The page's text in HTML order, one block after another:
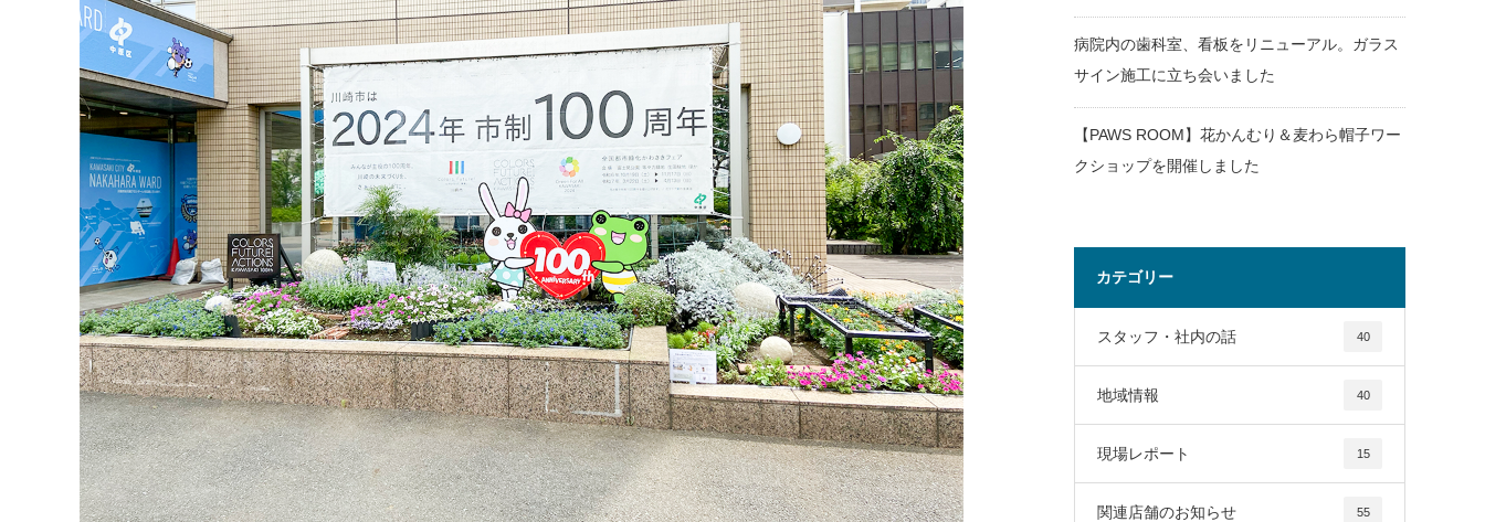
病院内の歯科室、看板をリニューアル。ガラス
サイン施工に立ち会いました
【PAWS ROOM】花かんむり＆麦わら帽子ワー
クショップを開催しました
カテゴリー
スタッフ・社内の話 40
地域情報 40
現場レポート 15
関連店舗のお知らせ 55